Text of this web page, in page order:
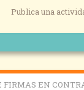
Publica una
EN